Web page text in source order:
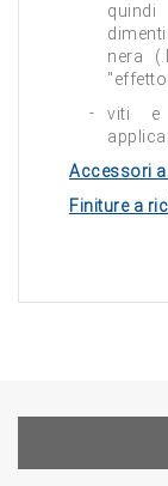
nera
viti e
Accessori
Finiture a